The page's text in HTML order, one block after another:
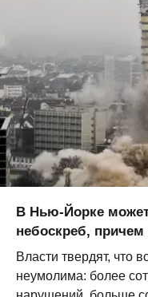
В Нью-Йорке
небоскреб, причем
Власти твердят, что
неумолима: более